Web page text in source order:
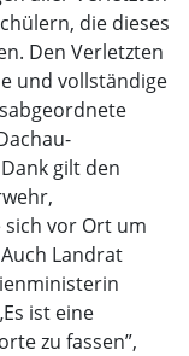
die dieses
Den Verletzten
und vollständige
gilt den
sich vor Ort um
Landrat
ist eine
zu fassen”,